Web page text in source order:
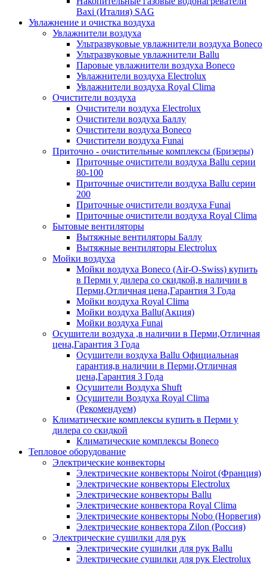
Baxi (Италия) SAG
Увлажнение и очистка воздуха
Увлажнители воздуха
Ультразвуковые увлажнители воздуха Boneco
Ультразвуковые увлажнители Ballu
Паровые увлажнители воздуха Boneco
Увлажнители воздуха Electrolux
Увлажнители воздуха Royal Clima
Очистители воздуха
Очистители воздуха Electrolux
Очистители воздуха Баллу
Очистители воздуха Boneco
Очистители воздуха Funai
Приточно - очистительные комплексы (Бризеры)
Приточные очистители воздуха Ballu серии
80-100
Приточные очистители воздуха Ballu серии
200
Приточные очистители воздуха Funai
Приточные очистители воздуха Royal Clima
Бытовые вентиляторы
Вытяжные вентиляторы Баллу
Вытяжные вентиляторы Electrolux
Мойки воздуха
Мойки воздуха Boneco (Air-O-Swiss) купить
в Перми у дилера со скидкой,в наличии в
Перми,Отличная цена,Гарантия 3 Года
Мойки воздуха Royal Clima
Мойки воздуха Ballu(Акция)
Мойки воздуха Funai
Осушители воздуха ,в наличии в Перми,Отличная
цена,Гарантия 3 Года
Осушители воздуха Ballu Официальная
гарантия,в наличии в Перми,Отличная
цена,Гарантия 3 Года
Осушители Воздуха Shuft
Осушители Воздуха Royal Clima
(Рекомендуем)
Климатические комплексы купить в Перми у
дилера со скидкой
Климатические комплексы Boneсo
Тепловое оборудование
Электрические конвекторы
Электрические конвекторы Noirot (Франция)
Электрические конвекторы Electrolux
Электрические конвекторы Ballu
Электрические конвектора Royal Clima
Электрические конвекторы Nobo (Норвегия)
Электрические конвектора Zilon (Россия)
Электрические сушилки для рук
Электрические сушилки для рук Ballu
Электрические сушилки для рук Electrolux